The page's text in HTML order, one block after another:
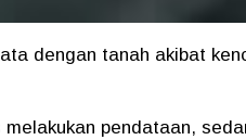
dengan tanah akibat
pendataan,